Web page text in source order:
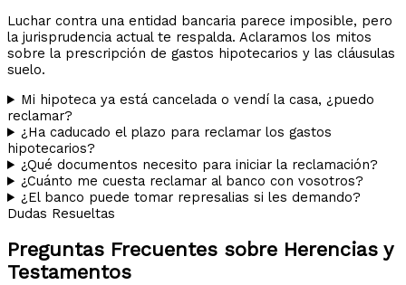
Luchar contra una entidad bancaria parece imposible, pero
la jurisprudencia actual te respalda. Aclaramos los mitos
sobre la prescripción de gastos hipotecarios y las cláusulas
suelo.
Mi hipoteca ya está cancelada o vendí la casa, ¿puedo
reclamar?
¿Ha caducado el plazo para reclamar los gastos
hipotecarios?
¿Qué documentos necesito para iniciar la reclamación?
¿Cuánto me cuesta reclamar al banco con vosotros?
¿El banco puede tomar represalias si les demando?
Dudas Resueltas
Preguntas Frecuentes sobre Herencias y
Testamentos